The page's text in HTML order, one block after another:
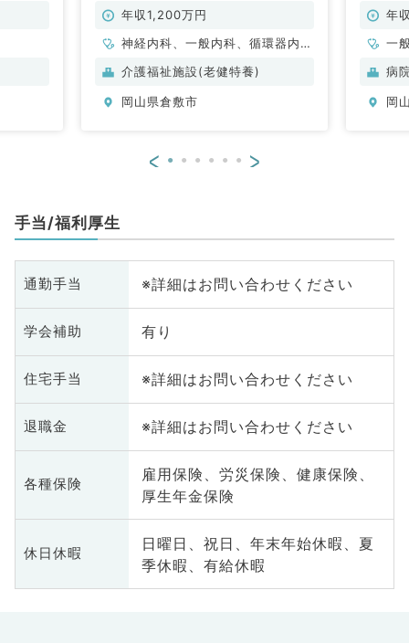
勤）年収1,200万円
神経内科、一般内科、循環器内
科、呼吸器内科、消化器内科、内
内科、血液内科、膠原病科
介護福祉施設(老健特養)
岡山県倉敷市
系／常
年
一
科
病
岡
< >
手当/福利厚生
通勤手当 ※詳細はお問い合わせください
学会補助 有り
住宅手当 ※詳細はお問い合わせください
退職金 ※詳細はお問い合わせください
各種保険
雇用保険、労災保険、健康保険、
厚生年金保険
休日休暇
日曜日、祝日、年末年始休暇、夏
季休暇、有給休暇